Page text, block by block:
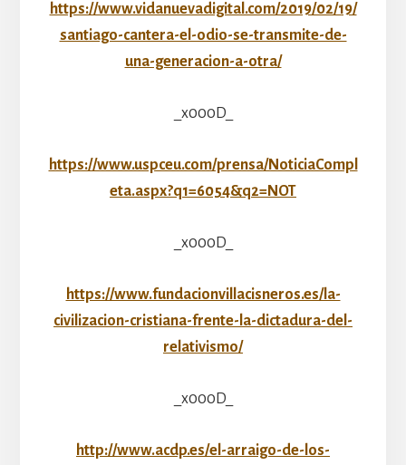
https://www.vidanuevadigital.com/2019/02/19/
santiago-cantera-el-odio-se-transmite-de-
una-generacion-a-otra/
_x000D_
https://www.uspceu.com/prensa/NoticiaCompl
eta.aspx?q1=6054&q2=NOT
_x000D_
https://www.fundacionvillacisneros.es/la-
civilizacion-cristiana-frente-la-dictadura-del-
relativismo/
_x000D_
http://www.acdp.es/el-arraigo-de-los-